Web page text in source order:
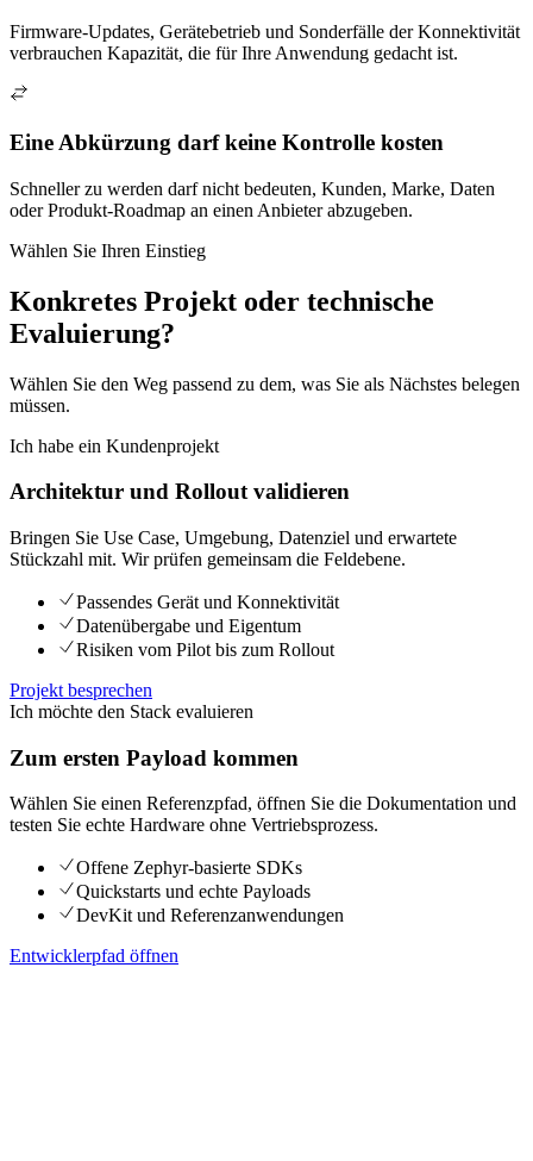
Firmware-Updates, Gerätebetrieb und Sonderfälle der Konnektivität
verbrauchen Kapazität, die für Ihre Anwendung gedacht ist.
Eine Abkürzung darf keine Kontrolle kosten
Schneller zu werden darf nicht bedeuten, Kunden, Marke, Daten
oder Produkt-Roadmap an einen Anbieter abzugeben.
Wählen Sie Ihren Einstieg
Konkretes Projekt oder technische
Evaluierung?
Wählen Sie den Weg passend zu dem, was Sie als Nächstes belegen
müssen.
Ich habe ein Kundenprojekt
Architektur und Rollout validieren
Bringen Sie Use Case, Umgebung, Datenziel und erwartete
Stückzahl mit. Wir prüfen gemeinsam die Feldebene.
Passendes Gerät und Konnektivität
Datenübergabe und Eigentum
Risiken vom Pilot bis zum Rollout
Projekt besprechen
Ich möchte den Stack evaluieren
Zum ersten Payload kommen
Wählen Sie einen Referenzpfad, öffnen Sie die Dokumentation und
testen Sie echte Hardware ohne Vertriebsprozess.
Offene Zephyr-basierte SDKs
Quickstarts und echte Payloads
DevKit und Referenzanwendungen
Entwicklerpfad öffnen